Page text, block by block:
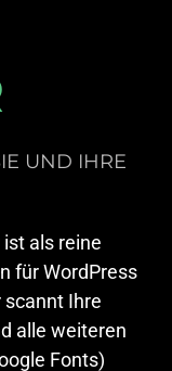
UND IHRE
ist als reine
für WordPress
Ihre
alle weiteren
Fonts)